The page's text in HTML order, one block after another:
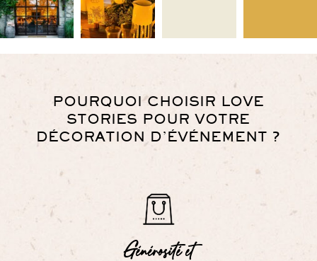
POURQUOI CHOISIR LOVE
STORIES POUR VOTRE
DÉCORATION D’ÉVÉNEMENT ?
Générosité et